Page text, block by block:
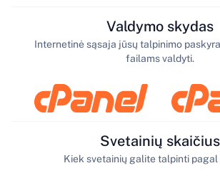
Valdymo skydas
Internetinė sąsaja jūsų talpinimo
failams valdyti.
Svetainių skaičius
Kiek svetainių galite talpinti pagal